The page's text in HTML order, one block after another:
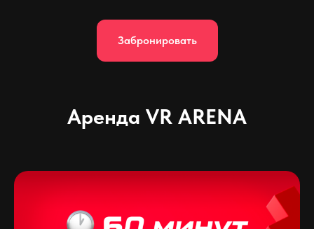
Забронировать
Аренда VR ARENA